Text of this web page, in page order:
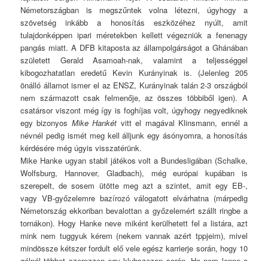
Németországban is megszűntek volna létezni, úgyhogy a
szövetség inkább a honosítás eszközéhez nyúlt, amit
tulajdonképpen ipari méretekben kellett végezniük a fenenagy
pangás miatt. A DFB kitaposta az állampolgárságot a Ghánában
született Gerald Asamoah-nak, valamint a teljességgel
kibogozhatatlan eredetű Kevin Kurányinak is. (Jelenleg 205
önálló államot ismer el az ENSZ, Kurányinak talán 2-3 országból
nem származott csak felmenője, az összes többiből igen). A
csatársor viszont még így is foghíjas volt, úgyhogy negyediknek
egy bizonyos Mike Hankét vitt el magával Klinsmann, ennél a
névnél pedig ismét meg kell álljunk egy ásónyomra, a honosítás
kérdésére még úgyis visszatérünk.
Mike Hanke ugyan stabil játékos volt a Bundesligában (Schalke,
Wolfsburg, Hannover, Gladbach), még európai kupában is
szerepelt, de sosem ütötte meg azt a szintet, amit egy EB-,
vagy VB-győzelemre bazírozó válogatott elvárhatna (márpedig
Németország ekkoriban bevalottan a győzelemért szállt ringbe a
tornákon). Hogy Hanke neve miként kerülhetett fel a listára, azt
mink nem tuggyuk kérem (nekem vannak azért tppjeim), mivel
mindössze kétszer fordult elő vele egész karrierje során, hogy 10